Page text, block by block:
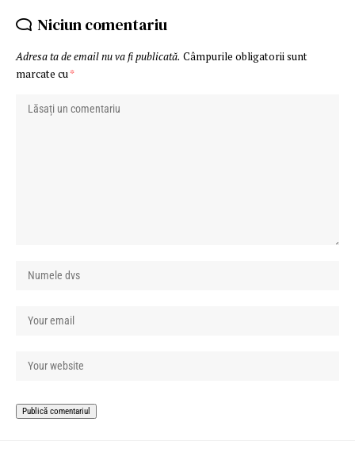
Niciun comentariu
Adresa ta de email nu va fi publicată. Câmpurile obligatorii sunt
marcate cu*